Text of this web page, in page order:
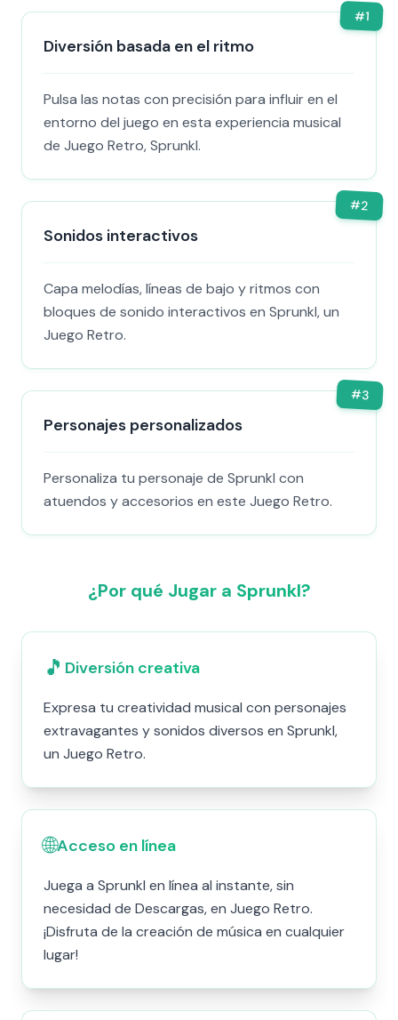
#1
Diversión basada en el ritmo
Pulsa las notas con precisión para influir en el
entorno del juego en esta experiencia musical
de Juego Retro, Sprunkl.
#2
Sonidos interactivos
Capa melodías, líneas de bajo y ritmos con
bloques de sonido interactivos en Sprunkl, un
Juego Retro.
#3
Personajes personalizados
Personaliza tu personaje de Sprunkl con
atuendos y accesorios en este Juego Retro.
¿Por qué Jugar a Sprunkl?
🎵 Diversión creativa
Expresa tu creatividad musical con personajes
extravagantes y sonidos diversos en Sprunkl,
un Juego Retro.
🌐Acceso en línea
Juega a Sprunkl en línea al instante, sin
necesidad de Descargas, en Juego Retro.
¡Disfruta de la creación de música en cualquier
lugar!